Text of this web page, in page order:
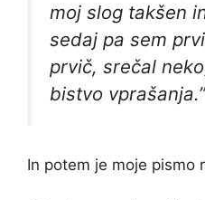
moj slog takšen
sedaj pa sem
prvič, srečal
bistvo vprašanja.”
In potem je moje pismo